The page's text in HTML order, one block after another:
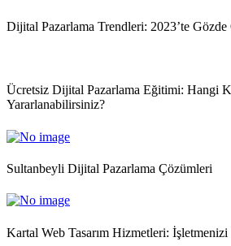
Dijital Pazarlama Trendleri: 2023’te
Ücretsiz Dijital Pazarlama Eğitimi: Hangi
Yararlanabilirsiniz?
Sultanbeyli Dijital Pazarlama Çözümleri
Kartal Web Tasarım Hizmetleri: